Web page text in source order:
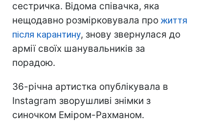
сестричка. Відома співачка, яка
нещодавно розмірковувала про життя
після карантину, знову звернулася до
армії своїх шанувальників за
порадою.
36-річна артистка опублікувала в
Instagram зворушливі знімки з
синочком Еміром-Рахманом.